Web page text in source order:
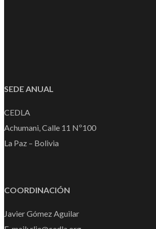
SEDE ANUAL
CEDLA
Achumani, Calle 11 Nº100
La Paz – Bolivia
COORDINACIÓN
Javier Gómez Aguilar